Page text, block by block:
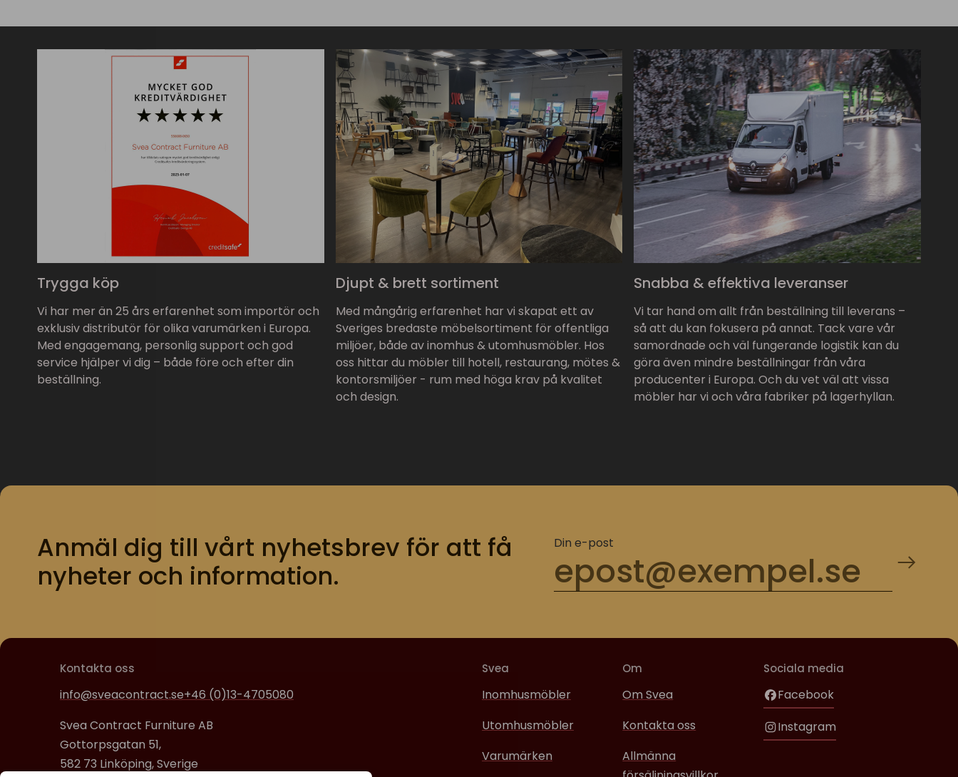
Trygga köp
Vi har mer än 25 års erfarenhet som importör och
exklusiv distributör för olika varumärken i Europa.
Med engagemang, personlig support och god
service hjälper vi dig – både före och efter din
beställning.
Djupt & brett sortiment
Med mångårig erfarenhet har vi skapat ett av
Sveriges bredaste möbelsortiment för offentliga
miljöer, både av inomhus & utomhusmöbler. Hos
oss hittar du möbler till hotell, restaurang, mötes &
kontorsmiljöer - rum med höga krav på kvalitet
och design.
Snabba & effektiva leveranser
Vi tar hand om allt från beställning till leverans –
så att du kan fokusera på annat. Tack vare vår
samordnade och väl fungerande logistik kan du
göra även mindre beställningar från våra
producenter i Europa. Och du vet väl att vissa
möbler har vi och våra fabriker på lagerhyllan.
Anmäl dig till vårt nyhetsbrev för att få
nyheter och information.
Din e-post
Kontakta oss
info@sveacontract.se+46 (0)13-4705080
Svea Contract Furniture AB
Gottorpsgatan 51,
582 73 Linköping, Sverige
Svea
Inomhusmöbler
Utomhusmöbler
Varumärken
Om
Om Svea
Kontakta oss
Allmänna
Sociala media
Facebook
Instagram